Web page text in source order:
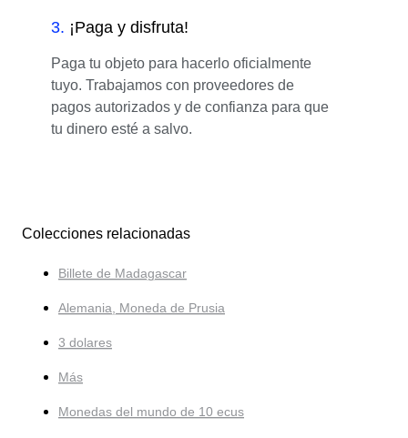
3. ¡Paga y disfruta!
Paga tu objeto para hacerlo oficialmente
tuyo. Trabajamos con proveedores de
pagos autorizados y de confianza para que
tu dinero esté a salvo.
Colecciones relacionadas
Billete de Madagascar
Alemania, Moneda de Prusia
3 dolares
Más
Monedas del mundo de 10 ecus